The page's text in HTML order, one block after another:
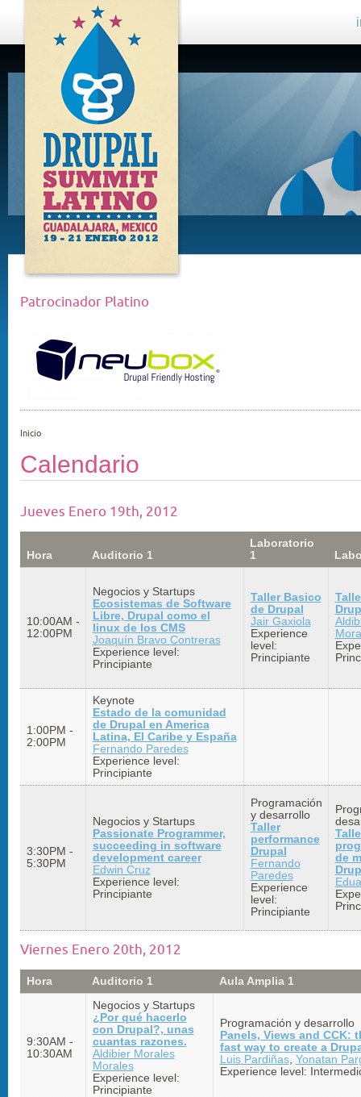
DRUPAL
SUMMIT
LATINO,
GUADALAJARA
2012
Patrocinador Platino
Inicio
Calendario
Jueves Enero 19th, 2012
Hora Auditorio 1
Laboratorio
1
10:00AM -
12:00PM
Negocios y Startups
Ecosistemas de Software
Libre, Drupal como el
linux de los CMS
Joaquín Bravo Contreras
Experience level:
Principiante
Taller Basico
de Drupal
Jair Gaxiola
Experience
level:
Principiante
1:00PM -
2:00PM
Keynote
Estado de la comunidad
de Drupal en America
Latina, El Caribe y España
Fernando Paredes
Experience level:
Principiante
3:30PM -
5:30PM
Negocios y Startups
Passionate Programmer,
succeeding in software
development career
Edwin Cruz
Experience level:
Principiante
Programación
y desarrollo
Taller
performance
Drupal
Fernando
Paredes
Experience
level:
Principiante
de
Viernes Enero 20th, 2012
Hora Auditorio 1 Aula Amplia 1
9:30AM -
10:30AM
Negocios y Startups
¿Por qué hacerlo
con Drupal?, unas
cuantas razones.
Aldibier Morales
Morales
Experience level:
Principiante
Programación y desarrollo
Panels, Views and CCK:
fast way to create a
Luis Pardiñas, Yonatan
Experience level: